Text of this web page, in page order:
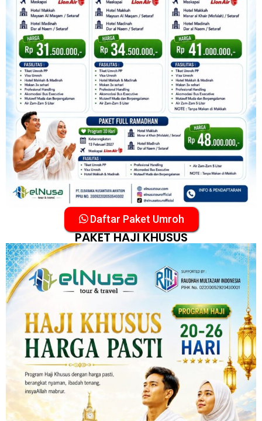
Daftar Paket Umroh
PAKET HAJI KHUSUS